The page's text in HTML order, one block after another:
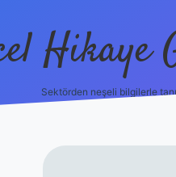
Hikaye
Sektörden neşeli bilgilerle